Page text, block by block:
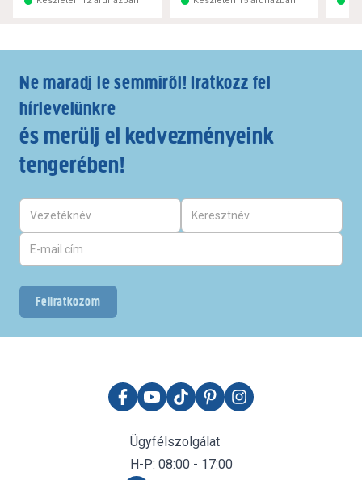
Ne maradj le semmiről! Iratkozz fel
hírlevelünkre
és merülj el kedvezményeink
tengerében!
Feliratkozom
Ügyfélszolgálat
H-P: 08:00 - 17:00